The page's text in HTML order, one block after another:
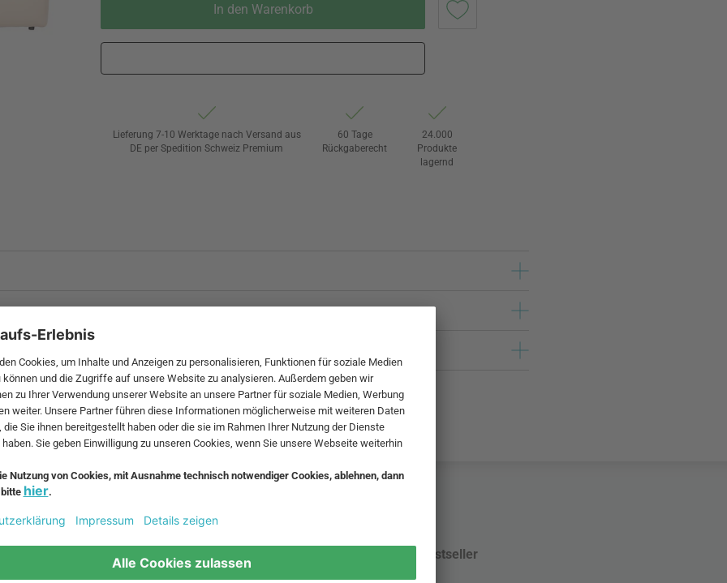
In den Warenkorb
Lieferung 7-10 Werktage nach Versand aus
DE per Spedition Schweiz Premium
60 Tage
Rückgaberecht
24.000
Produkte
lagernd
und zzgl.
Beliebte Leuchten Bestseller